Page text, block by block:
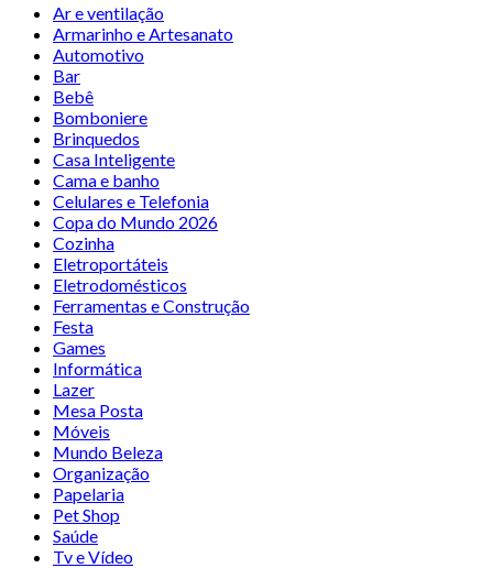
Ar e ventilação
Armarinho e Artesanato
Automotivo
Bar
Bebê
Bomboniere
Brinquedos
Casa Inteligente
Cama e banho
Celulares e Telefonia
Copa do Mundo 2026
Cozinha
Eletroportáteis
Eletrodomésticos
Ferramentas e Construção
Festa
Games
Informática
Lazer
Mesa Posta
Móveis
Mundo Beleza
Organização
Papelaria
Pet Shop
Saúde
Tv e Vídeo